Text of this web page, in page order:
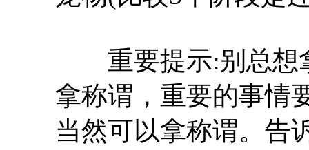
重要提示:别总想
拿称谓，重要的事情
当然可以拿称谓。告